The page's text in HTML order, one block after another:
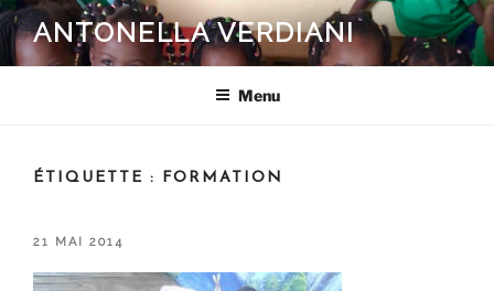
Aller
au
contenu
ANTONELLA VERDIANI
Menu
ÉTIQUETTE : FORMATION
PUBLIÉ
21 MAI 2014